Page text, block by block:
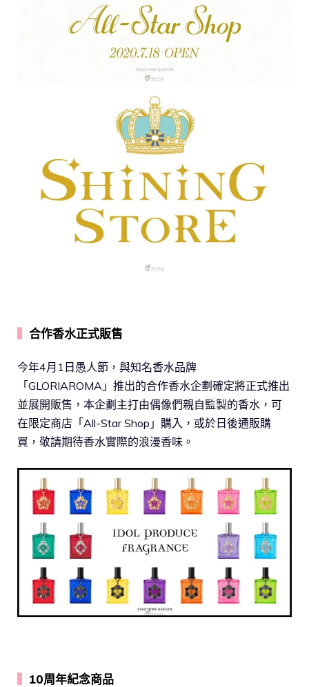
合作香水正式販售
今年4月1日愚人節，與知名香水品牌
「GLORIAROMA」推出的合作香水企劃確定將正式推出
並展開販售，本企劃主打由偶像們親自監製的香水，可
在限定商店「All-Star Shop」購入，或於日後通販購
買，敬請期待香水實際的浪漫香味。
10周年紀念商品